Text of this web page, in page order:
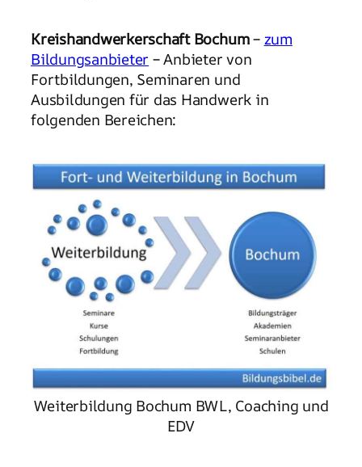
Kreishandwerkerschaft Bochum–zum
Bildungsanbieter – Anbieter von
Fortbildungen, Seminaren und
Ausbildungen für das Handwerk in
folgenden Bereichen:
Weiterbildung Bochum BWL, Coaching und
EDV